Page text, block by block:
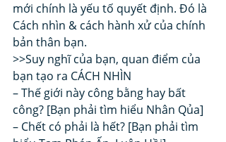
mới chính là yếu tố quyết định. Đó là
Cách nhìn & cách hành xử của chính
bản thân bạn.
>>Suy nghĩ của bạn, quan điểm của
bạn tạo ra CÁCH NHÌN
– Thế giới này công bằng hay bất
công? [Bạn phải tìm hiểu Nhân Qủa]
– Chết có phải là hết? [Bạn phải tìm